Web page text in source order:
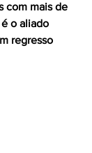
com mais de
o aliado
regresso